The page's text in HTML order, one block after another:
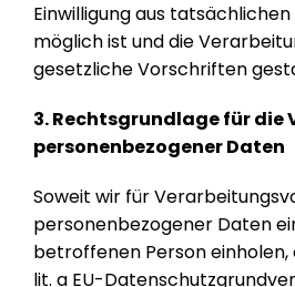
Einwilligung aus
möglich ist und die
gesetzliche Vorschriften
3. Rechtsgrundlage für die
personenbezogener Daten
Soweit wir für
personenbezogener Daten
betroffenen Person einholen,
lit. a EU-